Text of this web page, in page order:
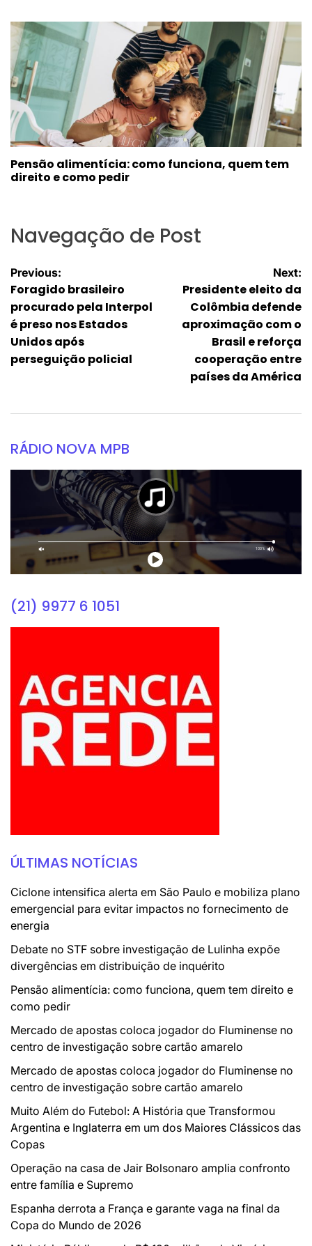
Pensão alimentícia: como funciona, quem tem
direito e como pedir
Navegação de Post
Previous:
Foragido brasileiro
procurado pela Interpol
é preso nos Estados
Unidos após
perseguição policial
Next:
Presidente eleito da
Colômbia defende
aproximação com o
Brasil e reforça
cooperação entre
países da América
RÁDIO NOVA MPB
(21) 9977 6 1051
ÚLTIMAS NOTÍCIAS
Ciclone intensifica alerta em São Paulo e mobiliza plano
emergencial para evitar impactos no fornecimento de
energia
Debate no STF sobre investigação de Lulinha expõe
divergências em distribuição de inquérito
Pensão alimentícia: como funciona, quem tem direito e
como pedir
Mercado de apostas coloca jogador do Fluminense no
centro de investigação sobre cartão amarelo
Mercado de apostas coloca jogador do Fluminense no
centro de investigação sobre cartão amarelo
Muito Além do Futebol: A História que Transformou
Argentina e Inglaterra em um dos Maiores Clássicos das
Copas
Operação na casa de Jair Bolsonaro amplia confronto
entre família e Supremo
Espanha derrota a França e garante vaga na final da
Copa do Mundo de 2026